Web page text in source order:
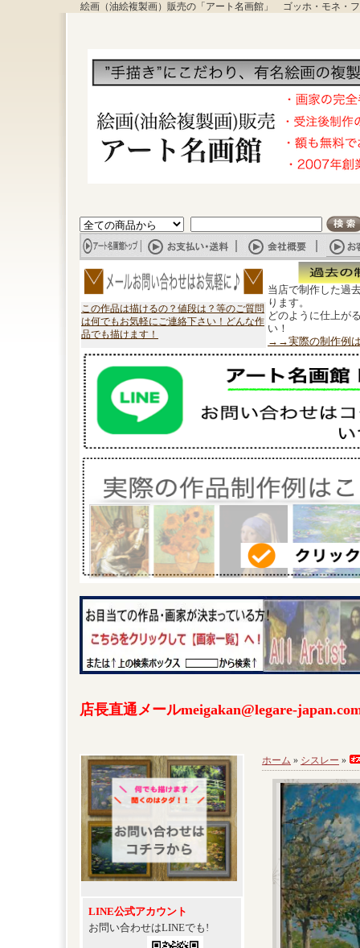
絵画（油絵複製画）販売の「アート名画館」 ゴッホ・モネ・
この作品は描けるの？値段は？等のご質問
は何でもお気軽にご連絡下さい！どんな作
品でも描けます！
当店で制作した過
ります。
どのように仕上が
い！
→→実際の制作例
店長直通メールmeigakan@legare-
LINE公式アカウント
お問い合わせはLINEでも!
ホーム » シスレー »